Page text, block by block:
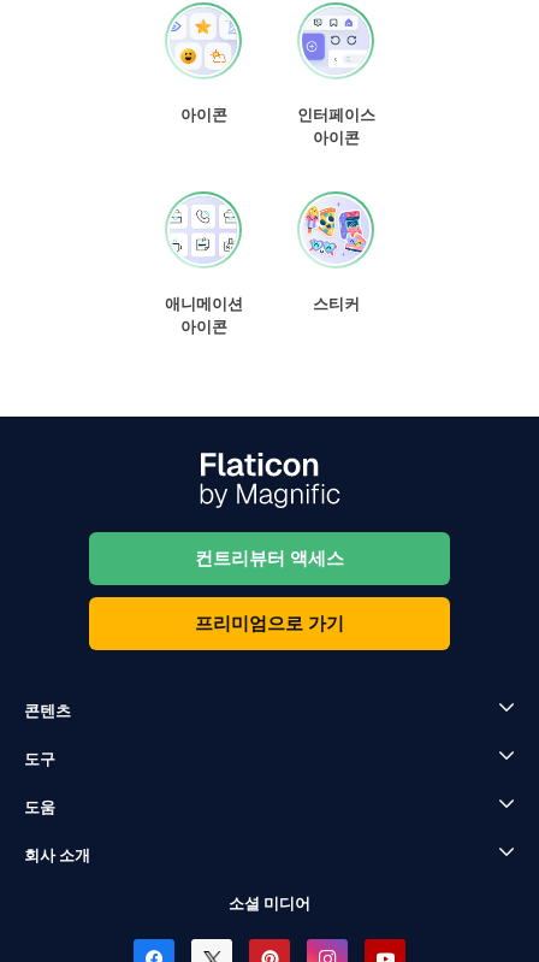
아이콘
인터페이스
아이콘
애니메이션
아이콘
스티커
컨트리뷰터 액세스
프리미엄으로 가기
콘텐츠
도구
도움
회사 소개
소셜 미디어